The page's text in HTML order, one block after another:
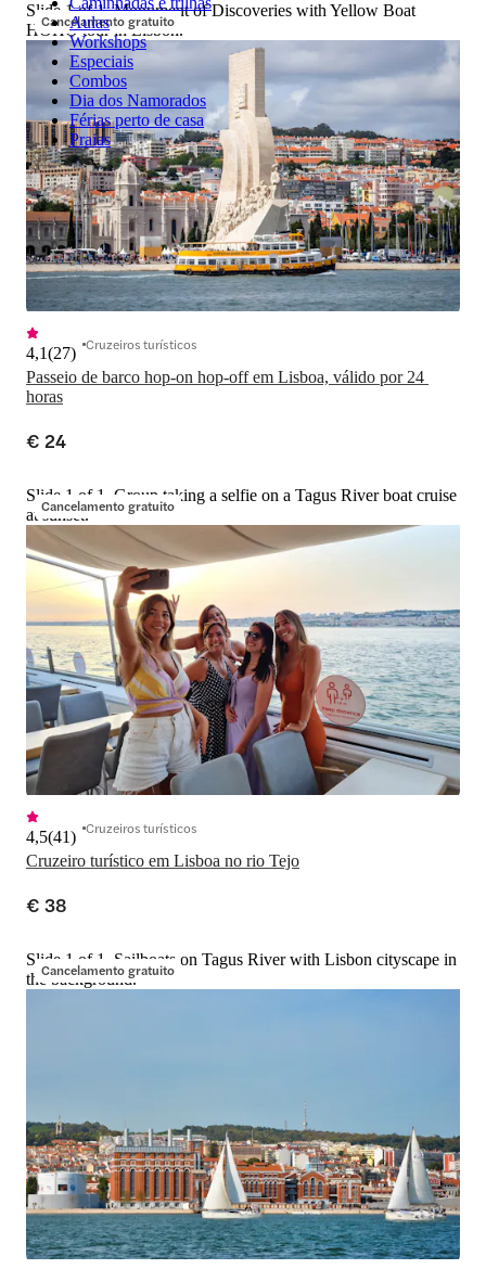
Aulas
Workshops
Especiais
Combos
Dia dos Namorados
Férias perto de casa
Praias
Cancelamento gratuito
Slide 1 of 1, Monument of Discoveries with Yellow Boat
HOHO tour in Lisbon.
Passeio de barco hop-on hop-off em Lisboa, válido por 24
horas
4,1(27) Cruzeiros turísticos
€ 24
Cancelamento gratuito
Slide 1 of 1, Group taking a selfie on a Tagus River boat cruise
at sunset.
Cruzeiro turístico em Lisboa no rio Tejo
4,5(41) Cruzeiros turísticos
€ 38
Cancelamento gratuito
Slide 1 of 1, Sailboats on Tagus River with Lisbon cityscape in
the background.